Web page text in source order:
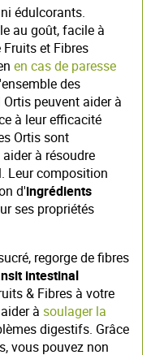
édulcorants.
au goût, facile à
Fruits et Fibres
en cas de paresse
des
peuvent aider à
à leur efficacité
Ortis sont
à résoudre
Leur composition
d'ingrédients
ses propriétés
regorge de fibres
intestinal
& Fibres à votre
à soulager la
digestifs. Grâce
vous pouvez non